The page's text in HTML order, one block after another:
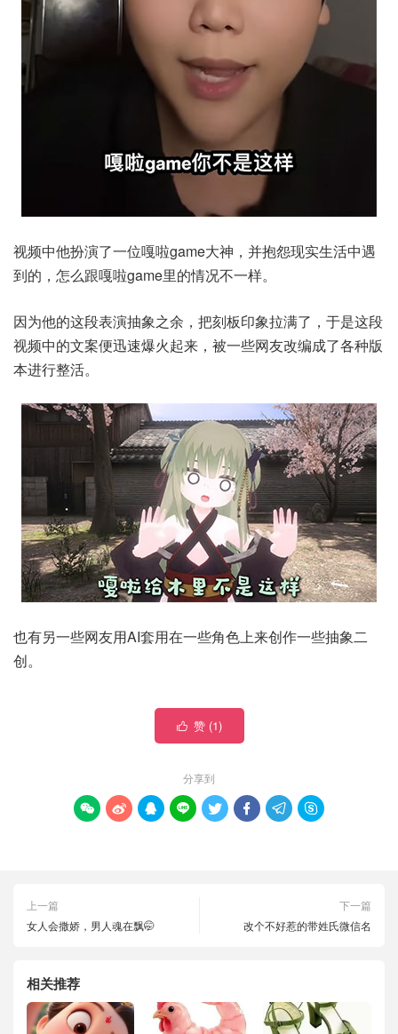
视频中他扮演了一位嘎啦game大神，并抱怨现实生活中遇
到的，怎么跟嘎啦game里的情况不一样。
因为他的这段表演抽象之余，把刻板印象拉满了，于是这段
视频中的文案便迅速爆火起来，被一些网友改编成了各种版
本进行整活。
也有另一些网友用AI套用在一些角色上来创作一些抽象二
创。
 赞 (1)
分享到
       
上一篇
女人会撒娇，男人魂在飘🤭
下一篇
改个不好惹的带姓氏微信名
相关推荐